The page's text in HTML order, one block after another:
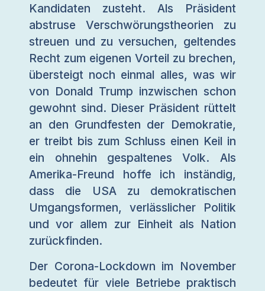
Kandidaten zusteht. Als Präsident
abstruse Verschwörungstheorien zu
streuen und zu versuchen, geltendes
Recht zum eigenen Vorteil zu brechen,
übersteigt noch einmal alles, was wir
von Donald Trump inzwischen schon
gewohnt sind. Dieser Präsident rüttelt
an den Grundfesten der Demokratie,
er treibt bis zum Schluss einen Keil in
ein ohnehin gespaltenes Volk. Als
Amerika-Freund hoffe ich inständig,
dass die USA zu demokratischen
Umgangsformen, verlässlicher Politik
und vor allem zur Einheit als Nation
zurückfinden.
Der Corona-Lockdown im November
bedeutet für viele Betriebe praktisch